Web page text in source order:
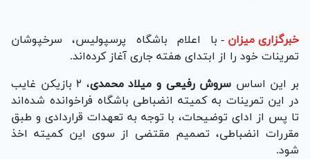
خبرگزاری میزان - با اعلام باشگاه پرسپولیس، سرخپوشان
تمرینات خود را از ابتدای هفته جاری آغاز کرده‌اند.
بر این اساس سروش رفیعی و میلاد محمدی
، ۲ بازیکن غایب
در این تمرینات به کمیته انضباطی باشگاه فراخوانده شده‌اند
تا پس از ادای توضیحات، با توجه به تعهدات قراردادی و طبق
مقررات انضباطی، تصمیم مقتضی از سوی این کمیته اخذ
شود.